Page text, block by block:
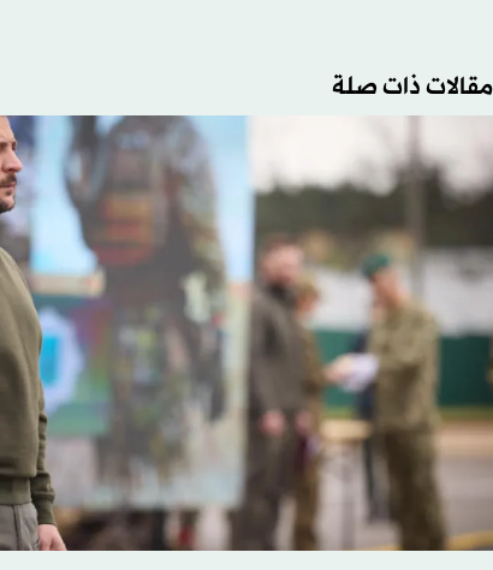
مقالات ذات صلة